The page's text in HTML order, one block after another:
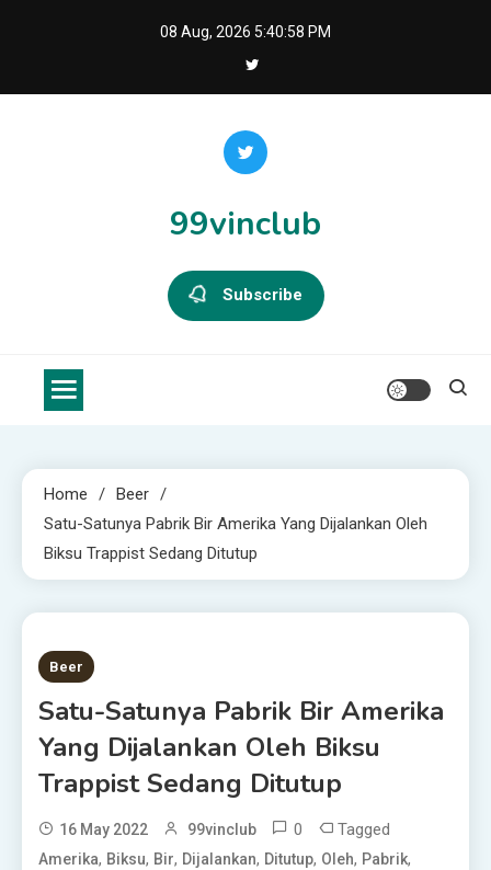
08 Aug, 2026 5:40:58 PM
99vinclub
Subscribe
Home
Beer
Satu-Satunya Pabrik Bir Amerika Yang Dijalankan Oleh
Biksu Trappist Sedang Ditutup
2 MINS READ
Beer
Satu-Satunya Pabrik Bir Amerika
Yang Dijalankan Oleh Biksu
Trappist Sedang Ditutup
16 May 2022 99vinclub 0 Tagged
Amerika, Biksu, Bir, Dijalankan, Ditutup, Oleh, Pabrik,